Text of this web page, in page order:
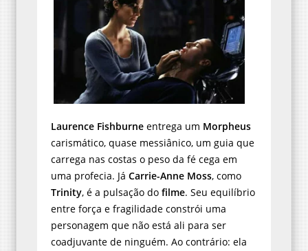
Laurence Fishburne entrega um Morpheus
carismático, quase messiânico, um guia que
carrega nas costas o peso da fé cega em
uma profecia. Já Carrie-Anne Moss, como
Trinity, é a pulsação do filme. Seu equilíbrio
entre força e fragilidade constrói uma
personagem que não está ali para ser
coadjuvante de ninguém. Ao contrário: ela